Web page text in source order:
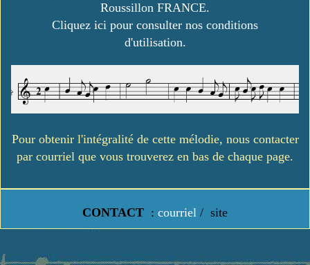
Roussillon FRANCE.
Cliquez ici pour consulter nos conditions
d'utilisation.
Pour obtenir l'intégralité de cette mélodie, nous contacter
par courriel que vous trouverez en bas de chaque page.
CONTACT : courriel / site
https://www.lavielledanstoussesetats.fr